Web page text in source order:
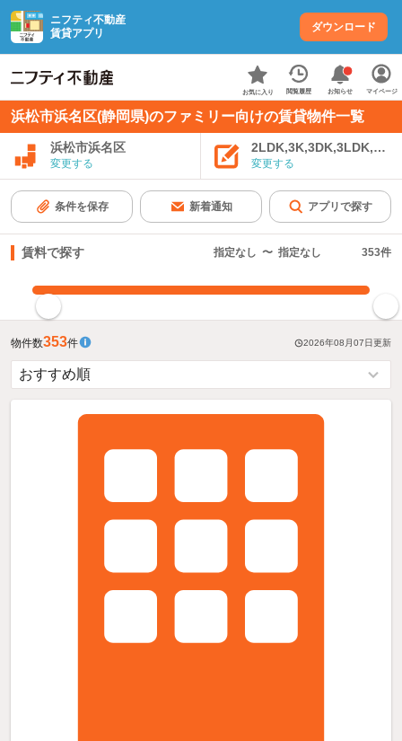
ニフティ不動産
賃貸アプリ
ダウンロード
お気に入り 閲覧履歴 お知らせ マイページ
浜松市浜名区(静岡県)のファミリー向けの賃貸物件一覧
浜松市浜名区
変更する 変更する
条件を保存 新着通知 アプリで探す
賃料で探す 指定なし 〜 指定なし 353件
物件数353件 2026年08月07日更新